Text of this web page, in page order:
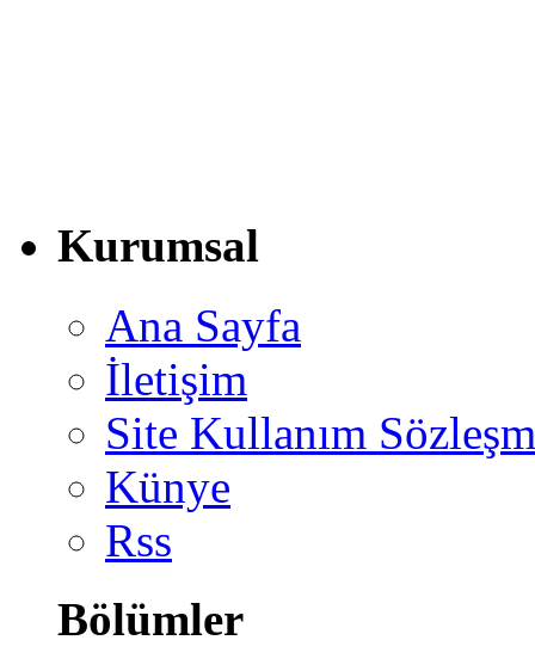
Kurumsal
Ana Sayfa
İletişim
Site Kullanım
Künye
Rss
Bölümler